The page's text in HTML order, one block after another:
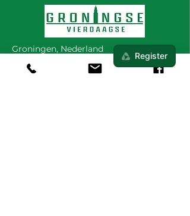
Groningen, Nederland
Mail:
info@groningse4daagse.nl